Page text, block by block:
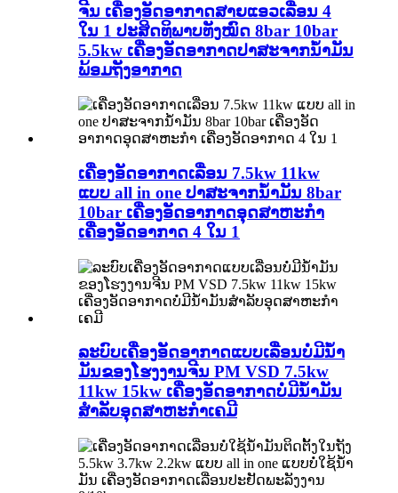
ຈີນ ເຄື່ອງອັດອາກາດສາຍແອວເລື່ອນ 4
ໃນ 1 ປະສິດທິພາບທັງໝົດ 8bar 10bar
5.5kw ເຄື່ອງອັດອາກາດປາສະຈາກນ້ຳມັນ
ພ້ອມຖັງອາກາດ
ເຄື່ອງອັດອາກາດເລື່ອນ 7.5kw 11kw
ແບບ all in one ປາສະຈາກນ້ຳມັນ 8bar
10bar ເຄື່ອງອັດອາກາດອຸດສາຫະກຳ
ເຄື່ອງອັດອາກາດ 4 ໃນ 1
ລະບົບເຄື່ອງອັດອາກາດແບບເລື່ອນບໍ່ມີນ້ຳ
ມັນຂອງໂຮງງານຈີນ PM VSD 7.5kw
11kw 15kw ເຄື່ອງອັດອາກາດບໍ່ມີນ້ຳມັນ
ສຳລັບອຸດສາຫະກຳເຄມີ